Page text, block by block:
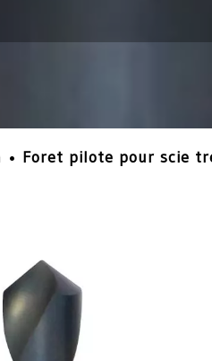
• Foret pilote pour scie